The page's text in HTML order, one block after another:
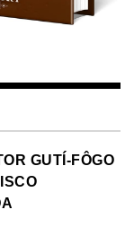
GUTÍ-FÔGO